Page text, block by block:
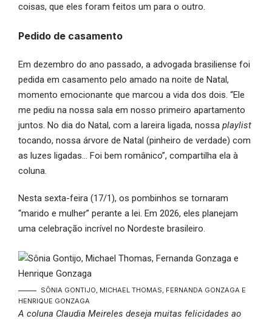
coisas, que eles foram feitos um para o outro.
Pedido de casamento
Em dezembro do ano passado, a advogada brasiliense foi
pedida em casamento pelo amado na noite de Natal,
momento emocionante que marcou a vida dos dois. “Ele
me pediu na nossa sala em nosso primeiro apartamento
juntos. No dia do Natal, com a lareira ligada, nossa playlist
tocando, nossa árvore de Natal (pinheiro de verdade) com
as luzes ligadas… Foi bem românico”, compartilha ela à
coluna.
Nesta sexta-feira (17/1), os pombinhos se tornaram
“marido e mulher” perante a lei. Em 2026, eles planejam
uma celebração incrível no Nordeste brasileiro.
SÔNIA GONTIJO, MICHAEL THOMAS, FERNANDA GONZAGA E
HENRIQUE GONZAGA
A coluna Claudia Meireles deseja muitas felicidades ao